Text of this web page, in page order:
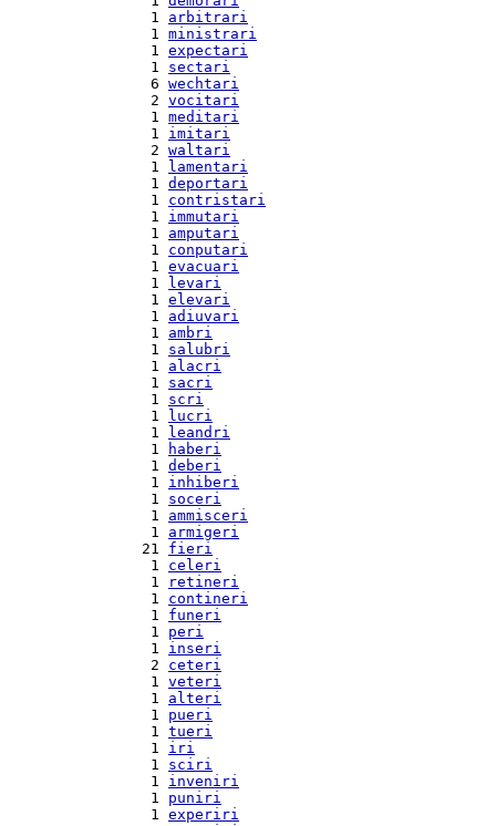
  1
arbitrari
  1
ministrari
  1
expectari
  1
sectari
  6
wechtari
  2
vocitari
  1
meditari
  1
imitari
  2
waltari
  1
lamentari
  1
deportari
  1
contristari
  1
immutari
  1
amputari
  1
conputari
  1
evacuari
  1
levari
  1
elevari
  1
adiuvari
  1
ambri
  1
salubri
  1
alacri
  1
sacri
  1
scri
  1
lucri
  1
leandri
  1
haberi
  1
deberi
  1
inhiberi
  1
soceri
  1
ammisceri
  1
armigeri
21 fieri
  1
celeri
  1
retineri
  1
contineri
  1
funeri
  1
peri
  1
inseri
  2
ceteri
  1
veteri
  1
alteri
  1
pueri
  1
tueri
  1
iri
  1
sciri
  1
inveniri
  1
puniri
  1
experiri